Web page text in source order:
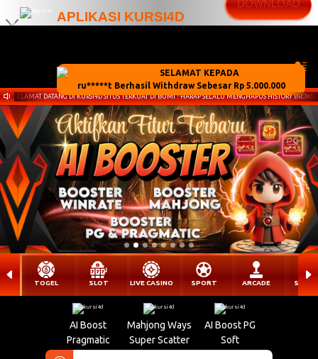
APLIKASI KURSI4D
DOWNLOAD
x
SELAMAT DATANG DI KURSI4D SITUS TERKUAT DI BUMI ! HARAP SELALU MENGHAPUS HISTORY
TOGEL SLOT LIVE CASINO SPORT ARCADE
AI Boost
Pragmatic
Mahjong Ways
Super Scatter
AI Boost PG
Soft